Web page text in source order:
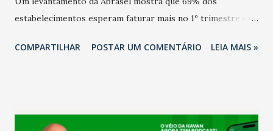
estabelecimentos esperam faturar mais no 1º trimestre de
relação ao último trimestre deste ano, 56% também
confraternizações de fim de ano e pelo pagamento do 13º
COMPARTILHAR POSTAR UM COMENTÁRIO LEIA MAIS »